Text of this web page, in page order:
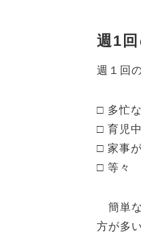
週1
週１回
□ 多忙
□ 育児
□ 家事
□ 等々
簡単な
方が多